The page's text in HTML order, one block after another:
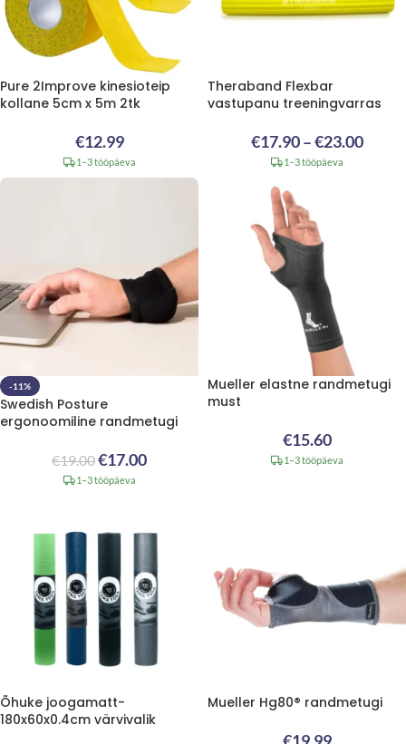
Pure 2Improve kinesioteip
kollane 5cm x 5m 2tk
€12.99
1–3 tööpäeva
Theraband Flexbar
vastupanu treeningvarras
€17.90 –€23.00
1–3 tööpäeva
-11%
Swedish Posture
ergonoomiline randmetugi
€19.00€17.00
1–3 tööpäeva
Mueller elastne randmetugi
must
€15.60
1–3 tööpäeva
Õhuke joogamatt-
180x60x0.4cm värvivalik
Mueller Hg80® randmetugi